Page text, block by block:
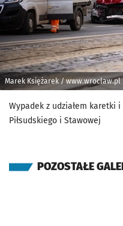
Marek Księżarek / www.wroclaw.pl
Wypadek z udziałem karetki
Piłsudskiego i Stawowej
POZOSTAŁE